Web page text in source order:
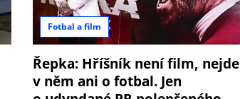
Fotbal a film
Řepka: Hříšník není film, nejde
v něm ani o fotbal. Jen